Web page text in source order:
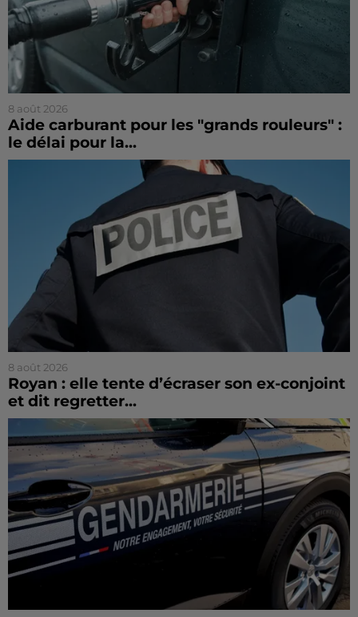
8 août 2026
Aide carburant pour les "grands rouleurs" :
le délai pour la...
8 août 2026
Royan : elle tente d’écraser son ex-conjoint
et dit regretter...